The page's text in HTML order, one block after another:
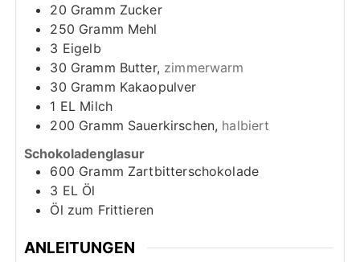
20 Gramm Zucker
250 Gramm Mehl
3 Eigelb
30 Gramm Butter, zimmerwarm
30 Gramm Kakaopulver
1 EL Milch
200 Gramm Sauerkirschen, halbiert
Schokoladenglasur
600 Gramm Zartbitterschokolade
3 EL Öl
Öl zum Frittieren
ANLEITUNGEN